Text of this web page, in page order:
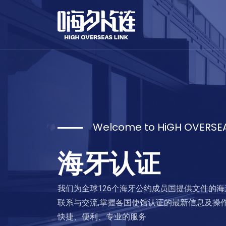
Welcome to HiGH
海牙认证
我们为全球126个海牙公约成员国提供文件的
联系与交流,掌握各国使馆认证的最新信息及操
快捷、便利、专业的服务